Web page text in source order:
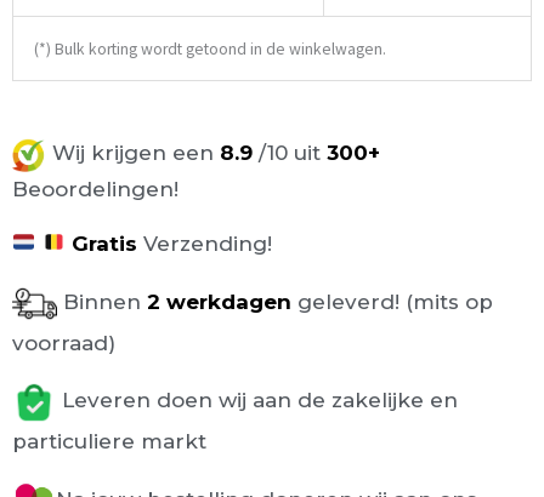
(*) Bulk korting wordt getoond in de winkelwagen.
Wij krijgen een 8.9 /10 uit 300+
Beoordelingen!
Gratis Verzending!
Binnen 2 werkdagen geleverd! (mits op
voorraad)
Leveren doen wij aan de zakelijke en
particuliere markt